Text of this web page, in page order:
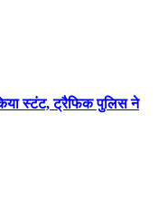
स्टंट, ट्रैफिक पुलिस ने